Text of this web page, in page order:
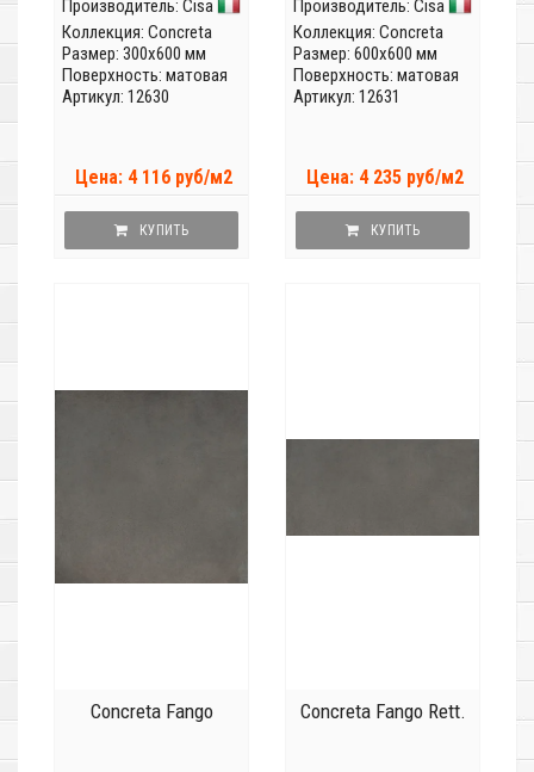
Производитель: Cisa
Коллекция: Concreta
Размер: 300x600 мм
Поверхность: матовая
Артикул: 12630
Цена: 4 116 руб/м2
КУПИТЬ
Производитель: Cisa
Коллекция: Concreta
Размер: 600x600 мм
Поверхность: матовая
Артикул: 12631
Цена: 4 235 руб/м2
КУПИТЬ
Concreta Fango Concreta Fango Rett.